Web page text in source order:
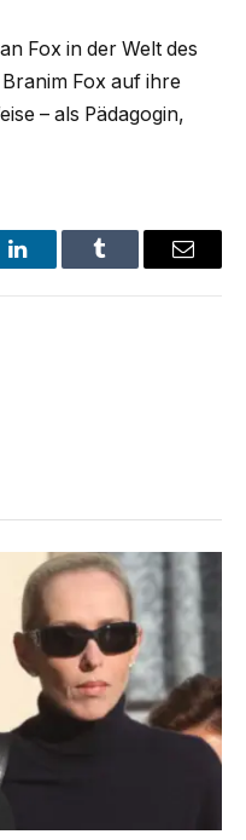
Fox in der Welt des
Fox auf ihre
– als Pädagogin,
LinkedInTumblr Email